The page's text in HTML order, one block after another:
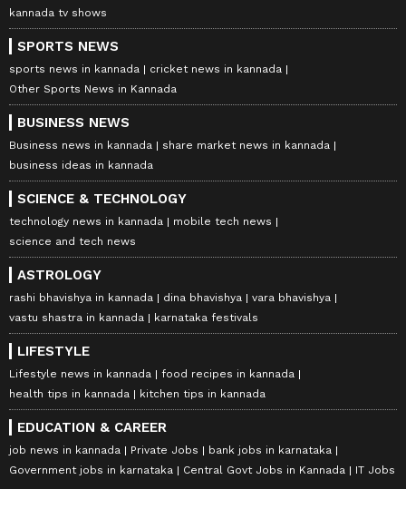
kannada tv shows
SPORTS NEWS
sports news in kannada
cricket news in kannada
Other Sports News in Kannada
BUSINESS NEWS
Business news in kannada
share market news in kannada
business ideas in kannada
SCIENCE & TECHNOLOGY
technology news in kannada
mobile tech news
science and tech news
ASTROLOGY
rashi bhavishya in kannada dina bhavishya
vara bhavishya
vastu shastra in kannada
karnataka festivals
LIFESTYLE
Lifestyle news in kannada
food recipes in kannada
health tips in kannada
kitchen tips in kannada
EDUCATION & CAREER
job news in kannada Private Jobs
bank jobs in karnataka
Government jobs in karnataka
Central Govt Jobs in Kannada IT Jobs